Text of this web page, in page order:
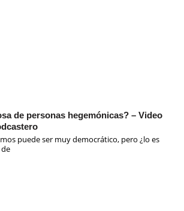
de personas hegemónicas? – Video
puede ser muy democrático, pero ¿lo es